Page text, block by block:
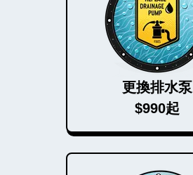
更換排水泵
$990起